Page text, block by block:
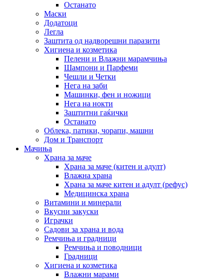
Останато
Маски
Додатоци
Легла
Заштита од надворешни паразити
Хигиена и козметика
Пелени и Влажни марамчиња
Шампони и Парфеми
Чешли и Четки
Нега на заби
Машинки, фен и ножици
Нега на нокти
Заштитни гаќички
Останато
Облека, патики, чорапи, машни
Дом и Транспорт
Мачиња
Храна за маче
Храна за маче (китен и адулт)
Влажна храна
Храна за маче китен и адулт (рефус)
Медицинска храна
Витамини и минерали
Вкусни закуски
Играчки
Садови за храна и вода
Ремчиња и градници
Ремчиња и поводници
Градници
Хигиена и козметика
Влажни марами